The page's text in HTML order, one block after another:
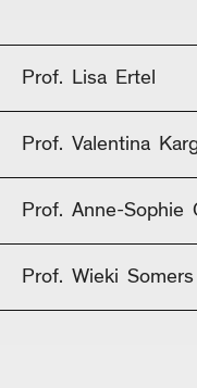
Prof. Lisa Ertel
Prof. Valentina
Prof. Anne-Sophie
Prof. Wieki Somers